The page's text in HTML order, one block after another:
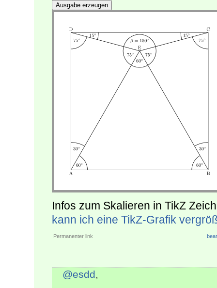
Ausgabe erzeugen
Infos zum Skalieren in TikZ
kann ich eine TikZ-Grafik
Permanenter link
@esdd,